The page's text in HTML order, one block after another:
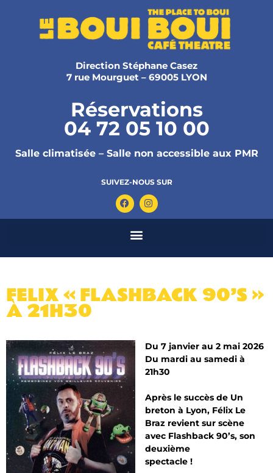
Direction Stéphane Casez
7 rue Mourguet – 69005 LYON
Réservations
04 72 05 10 00
Salle climatisée – Salle non accessible aux PMR
SUIVEZ-NOUS SUR
FELIX « FLASHBACK 90’S »
À 21H30
Du 7 janvier au 2 mai 2026
Du mardi au samedi à
21h30
Après le succès de Un
breton à Lyon, Félix Le
Braz revient sur scène
avec Flashback 90’s, son
deuxième
spectacle !